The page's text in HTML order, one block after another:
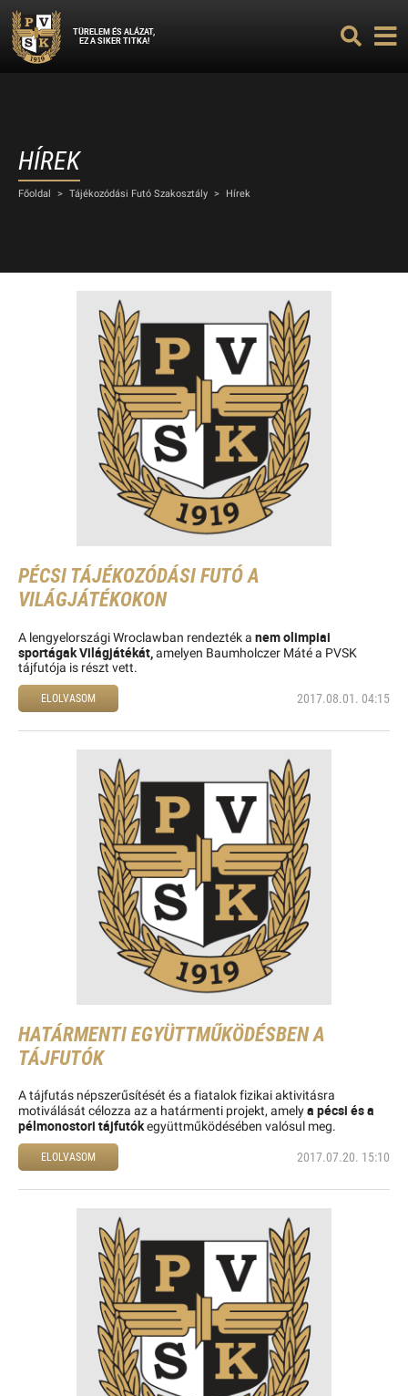
TÜRELEM ÉS ALÁZAT,
EZ A SIKER TITKA!
HÍREK
Főoldal > Tájékozódási Futó Szakosztály > Hírek
PÉCSI TÁJÉKOZÓDÁSI FUTÓ A
VILÁGJÁTÉKOKON
A lengyelországi Wroclawban rendezték a nem olimpiai
sportágak Világjátékát,amelyen Baumholczer Máté a PVSK
tájfutója is részt vett.
ELOLVASOM 2017.08.01. 04:15
HATÁRMENTI EGYÜTTMŰKÖDÉSBEN A
TÁJFUTÓK
A tájfutás népszerűsítését és a fiatalok fizikai aktivitásra
motiválását célozza az a határmenti projekt, amelya pécsi és a
pélmonostori tájfutókegyüttműködésében valósul meg.
ELOLVASOM 2017.07.20. 15:10